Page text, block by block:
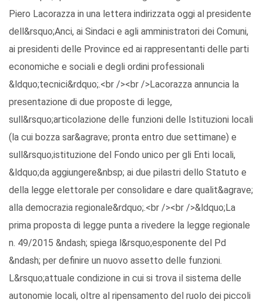
Piero Lacorazza in una lettera indirizzata oggi al presidente
dell&rsquo;Anci, ai Sindaci e agli amministratori dei Comuni,
ai presidenti delle Province ed ai rappresentanti delle parti
economiche e sociali e degli ordini professionali
&ldquo;tecnici&rdquo;.<br /><br />Lacorazza annuncia la
presentazione di due proposte di legge,
sull&rsquo;articolazione delle funzioni delle Istituzioni locali
(la cui bozza sar&agrave; pronta entro due settimane) e
sull&rsquo;istituzione del Fondo unico per gli Enti locali,
&ldquo;da aggiungere&nbsp; ai due pilastri dello Statuto e
della legge elettorale per consolidare e dare qualit&agrave;
alla democrazia regionale&rdquo;.<br /><br />&ldquo;La
prima proposta di legge punta a rivedere la legge regionale
n. 49/2015 &ndash; spiega l&rsquo;esponente del Pd
&ndash; per definire un nuovo assetto delle funzioni.
L&rsquo;attuale condizione in cui si trova il sistema delle
autonomie locali, oltre al ripensamento del ruolo dei piccoli